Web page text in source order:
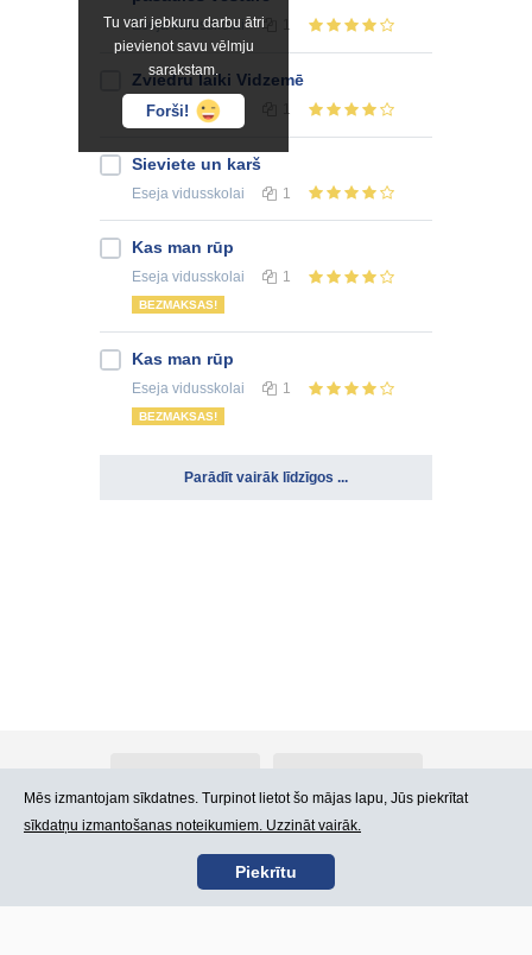
Tu vari jebkuru darbu ātri
pievienot savu vēlmju
sarakstam.
Forši!
Esejavidusskolai 1
Zviedru laiki Vidzemē
Esejavidusskolai 1
Sieviete un karš
Eseja vidusskolai 1
Kas man rūp
Eseja vidusskolai 1
BEZMAKSAS!
Kas man rūp
Eseja vidusskolai 1
BEZMAKSAS!
Parādīt vairāk līdzīgos ...
Kontakti Lietošanas noteikumi
Mēs izmantojam sīkdatnes. Turpinot lietot šo mājas lapu, Jūs piekrītat
sīkdatņu izmantošanas noteikumiem. Uzzināt vairāk.
Piekrītu